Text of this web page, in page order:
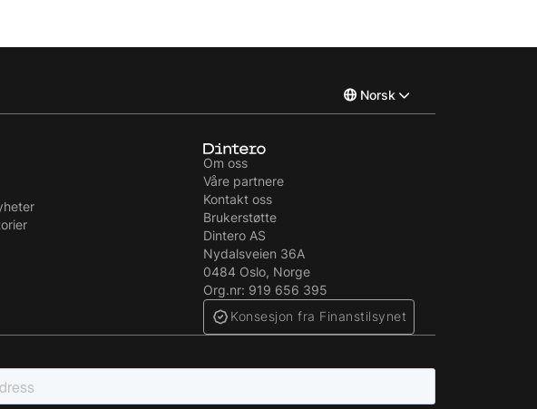
Norsk
Om oss
Våre partnere
Kontakt oss
Brukerstøtte
Dintero AS
Nydalsveien 36A
0484 Oslo, Norge
Org.nr: 919 656 395
Konsesjon fra Finanstilsynet